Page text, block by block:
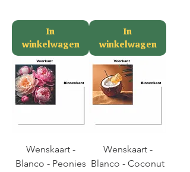
In
winkelwagen
In
winkelwagen
Wenskaart -
Blanco - Peonies
Wenskaart -
Blanco - Coconut